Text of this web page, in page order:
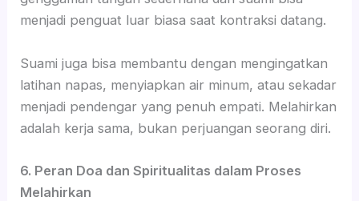
menjadi penguat luar biasa saat kontraksi datang.
Suami juga bisa membantu dengan mengingatkan
latihan napas, menyiapkan air minum, atau sekadar
menjadi pendengar yang penuh empati. Melahirkan
adalah kerja sama, bukan perjuangan seorang diri.
6. Peran Doa dan Spiritualitas dalam Proses
Melahirkan